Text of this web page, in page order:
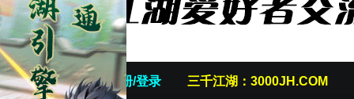
首页 发帖/注册/登录 三千江湖：3000JH.COM